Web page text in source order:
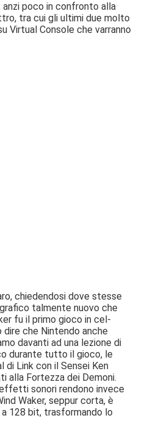
poco in confronto alla
tra cui gli ultimi due molto
Virtual Console che varranno
chiedendosi dove stesse
talmente nuovo che
fu il primo gioco in cel-
che Nintendo anche
davanti ad una lezione di
durante tutto il gioco, le
di Link con il Sensei Ken
alla Fortezza dei Demoni.
sonori rendono invece
Waker, seppur corta, è
128 bit, trasformando lo